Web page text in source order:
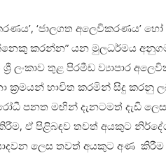
‘ජාලගත අලෙවිකරණය’
කරන්න” යන මුලධර්මය
ලංකාව තුළ පිරමීඩ ව්‍යාපාර
භාවිත කරමින් සිදු කරනු
පනත මඟින් දැනටමත් දැඩි
ඒ පිළිබඳව තවත් අයකුට
ලෙස තවත් අයකුට අණ කිරීම